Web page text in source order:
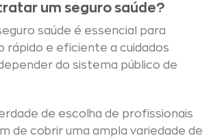
um seguro saúde?
saúde é essencial para
rápido e eficiente a cuidados
do sistema público de
de escolha de profissionais
de cobrir uma ampla variedade de